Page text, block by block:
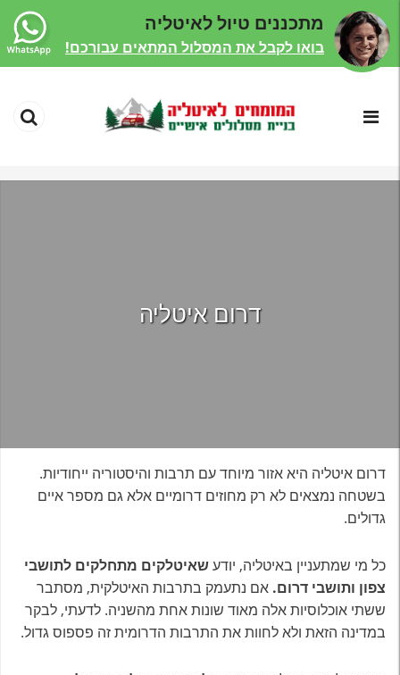
דרום איטליה
דרום איטליה היא אזור מיוחד עם תרבות והיסטוריה ייחודיות.
בשטחה נמצאים לא רק מחוזים דרומיים אלא גם מספר איים
גדולים.
כל מי שמתעניין באיטליה, יודעשאיטלקים מתחלקים לתושבי
צפון ותושבי דרום. אם נתעמק בתרבות האיטלקית, מסתבר
ששתי אוכלוסיות אלה מאוד שונות אחת מהשניה. לדעתי, לבקר
במדינה הזאת ולא לחוות את התרבות הדרומית זה פספוס גדול.
מתכננים טיול לאיטליה
בואו לקבל את המסלול המתאים עבורכם!